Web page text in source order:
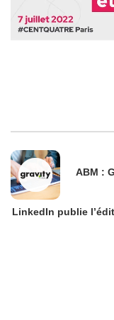
ABM :
LinkedIn publie